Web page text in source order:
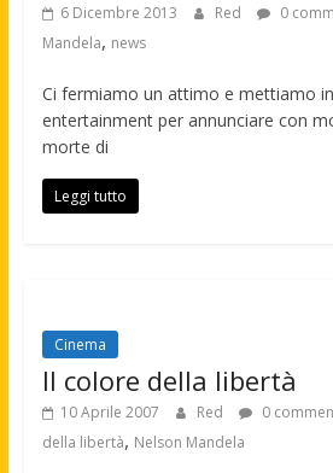
6 Dicembre 2013 Red 0
Mandela, news
Ci fermiamo un attimo e mettiamo
entertainment per annunciare con
morte di
Leggi tutto
Cinema
Il colore della libertà
10 Aprile 2007 Red 0
della libertà, Nelson Mandela